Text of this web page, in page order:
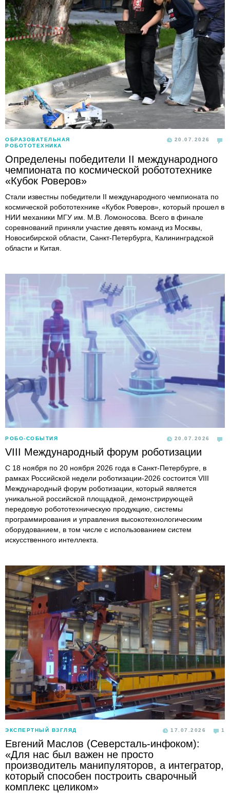
ОБРАЗОВАТЕЛЬНАЯ
РОБОТОТЕХНИКА
20.07.2026
Определены победители II международного
чемпионата по космической робототехнике
«Кубок Роверов»
Стали известны победители II международного чемпионата по
космической робототехнике «Кубок Роверов», который прошел в
НИИ механики МГУ им. М.В. Ломоносова. Всего в финале
соревнований приняли участие девять команд из Москвы,
Новосибирской области, Санкт-Петербурга, Калининградской
области и Китая.
РОБО-СОБЫТИЯ 20.07.2026
VIII Международный форум роботизации
С 18 ноября по 20 ноября 2026 года в Санкт-Петербурге, в
рамках Российской недели роботизации-2026 состоится VIII
Международный форум роботизации, который является
уникальной российской площадкой, демонстрирующей
передовую робототехническую продукцию, системы
программирования и управления высокотехнологическим
оборудованием, в том числе с использованием систем
искусственного интеллекта.
ЭКСПЕРТНЫЙ ВЗГЛЯД 17.07.2026 1
Евгений Маслов (Северсталь-инфоком):
«Для нас был важен не просто
производитель манипуляторов, а интегратор,
который способен построить сварочный
комплекс целиком»